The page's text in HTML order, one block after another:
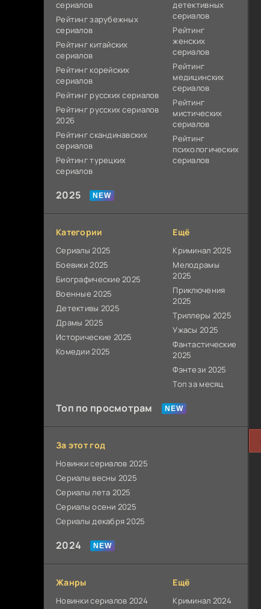
сериалов
Рейтинг зарубежных
сериалов
Рейтинг китайских
сериалов
Рейтинг корейских
сериалов
Рейтинг русских сериалов
Рейтинг русских сериалов
2026
Рейтинг скандинавских
сериалов
Рейтинг турецких
сериалов
детективных
сериалов
Рейтинг
женских
сериалов
Рейтинг
медицинских
сериалов
Рейтинг
мистических
сериалов
Рейтинг
психологических
сериалов
2025
Категории
Сериалы 2025
Боевики 2025
Биографические 2025
Военные 2025
Детективы 2025
Драмы 2025
Исторические 2025
Комедии 2025
Ещё
Криминал 2025
Мелодрамы
2025
Приключения
2025
Триллеры 2025
Ужасы 2025
Фантастические
2025
Фэнтези 2025
Топ за месяц
Топ по просмотрам
За этот год
Новинки сериалов 2025
Сериалы весны 2025
Сериалы лета 2025
Сериалы осени 2025
Сериалы декабря 2025
2024
Жанры
Новинки сериалов 2024
Ещё
Криминал 2024